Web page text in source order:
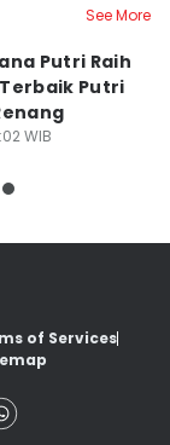
See More
Putri Raih
Putri
WIB
of Services